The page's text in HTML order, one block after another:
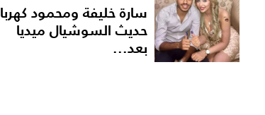
سارة خليفة ومحمود كهربا
حديث السوشيال ميديا
بعد...